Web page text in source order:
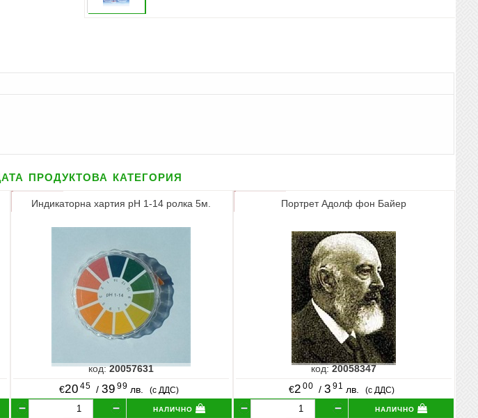
продуктова категория
Индикаторна хартия pH 1-14 ролка 5м.
код:20057631
€20 45 /39 99 лв. (с ДДС)
налично
Портрет Адолф фон Байер
код:20058347
€2 00 / 3 91 лв. (с ДДС)
налично